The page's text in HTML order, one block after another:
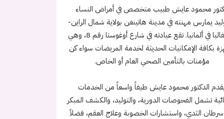
محمود عايش طبيب متخصص في أمراض النساء
يمارس مهنته في مدينة هاتينغن بولاية شمال الراين-
وستفاليا في ألمانيا. تقع عيادته في شارع أوغوستا رقم 8، وهي
بكافة الإمكانيات الحديثة لخدمة المريضات سواء كن
مؤمنات بالتأمين الصحي العام أو الخاص.
الدكتور محمود عايش طيفاً واسعاً من الخدمات
تشمل الفحوصات الدورية، والتوليد، والكشف المبكر
الثدي، واستشارات الخصوبة وعلاج العقم، فضلاً